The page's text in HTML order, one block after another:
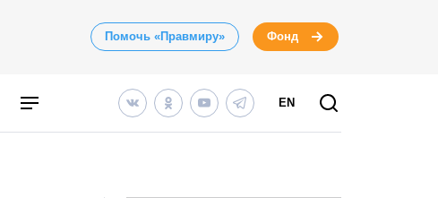
Помочь «Правмиру» Фонд
EN